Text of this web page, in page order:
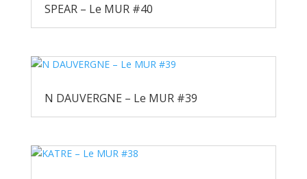
SPEAR – Le MUR #40
N DAUVERGNE – Le MUR #39